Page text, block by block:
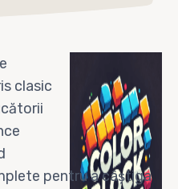
clasic
pentru a câștiga